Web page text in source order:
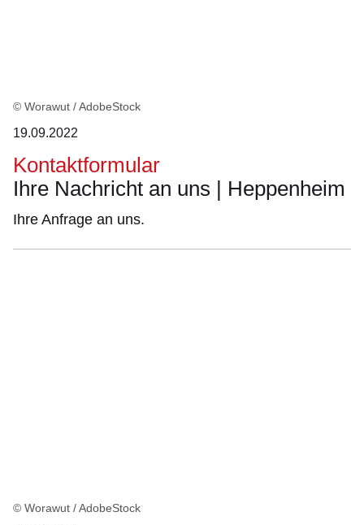
© Worawut / AdobeStock
19.09.2022
Kontaktformular
Ihre Nachricht an uns | Heppenheim
Ihre Anfrage an uns.
© Worawut / AdobeStock